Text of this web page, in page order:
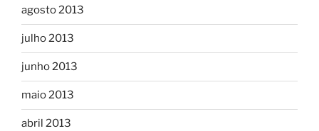
agosto 2013
julho 2013
junho 2013
maio 2013
abril 2013